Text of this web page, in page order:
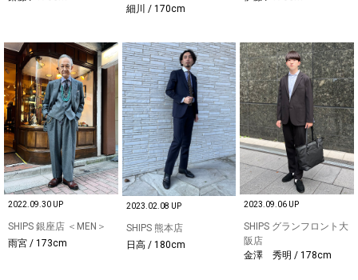
細川 / 170cm
2022.09.30 UP
SHIPS 銀座店 ＜MEN＞
雨宮 / 173cm
2023.02.08 UP
SHIPS 熊本店
日高 / 180cm
2023.09.06 UP
SHIPS グランフロント大
阪店
金澤 秀明 / 178cm